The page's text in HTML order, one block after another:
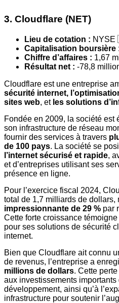
3. Cloudflare (NET)
Lieu de cotation :
Capitalisation boursière
Chiffre d’affaires : 1,67
Résultat net : -78,8
Cloudflare est une entreprise
sécurité internet,
sites web, et les solutions
Fondée en 2009, la société est
son infrastructure de réseau
fournir des services à travers
de 100 pays. La société se
l’internet sécurisé et rapide,
et d’entreprises utilisant ses
présence en ligne.
Pour l’exercice fiscal 2024,
total de 1,7 milliards de dollars,
impressionnante de 29 % par
Cette forte croissance
pour ses solutions de sécurité
internet.
Bien que Cloudflare ait connu
de revenus, l’entreprise a
millions de dollars. Cette
aux investissements
développement, ainsi qu’à
infrastructure pour soutenir